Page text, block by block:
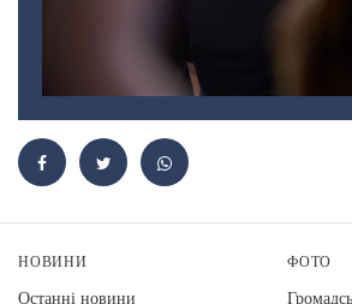
НОВИНИ
Останні новини
ФОТО